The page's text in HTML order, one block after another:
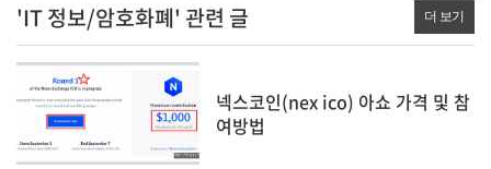
'IT 정보/암호화폐' 관련 글 더 보기
넥스코인(nex ico) 아쇼 가격 및 참
여방법